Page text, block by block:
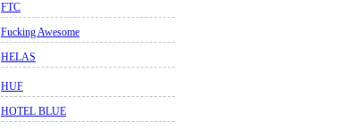
FTC
Fucking Awesome
HELAS
HUF
HOTEL BLUE